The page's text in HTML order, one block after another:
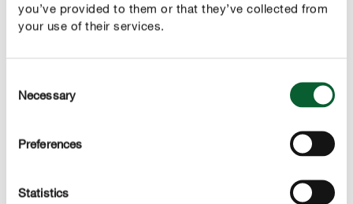
you’ve provided to them or that they’ve collected from
your use of their services.
Selection
Necessary
Preferences
Statistics